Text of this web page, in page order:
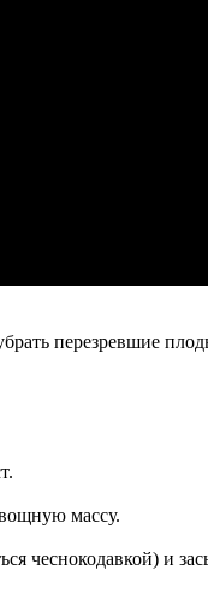
перезревшие
массу.
чеснокодавкой) и